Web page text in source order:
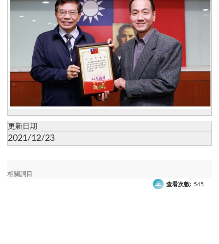
更新日期
2021/12/23
相關詞目
查看次數: 545